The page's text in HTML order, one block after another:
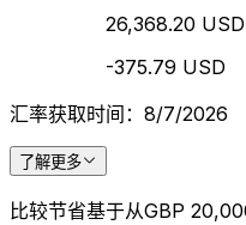
26,368.20 USD
-375.79 USD
汇率获取时间：8/7/2026
了解更多
比较节省基于从GBP